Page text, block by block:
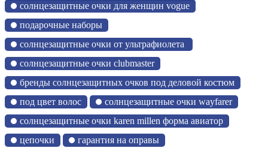
солнцезащитные очки для женщин vogue
подарочные наборы
солнцезащитные очки от ультрафиолета
солнцезащитные очки clubmaster
бренды солнцезащитных очков под деловой костюм
под цвет волос
солнцезащитные очки wayfarer
солнцезащитные очки karen millen форма авиатор
цепочки
гарантия на оправы